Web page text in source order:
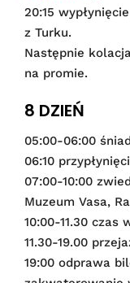
20:15
z Turku.
Następnie
na promie.
8 DZIEŃ
05:00-06:00
06:10
07:00-10:00
Muzeum Vasa,
10:00-11.30 czas
11.30-19.00
19:00 odprawa